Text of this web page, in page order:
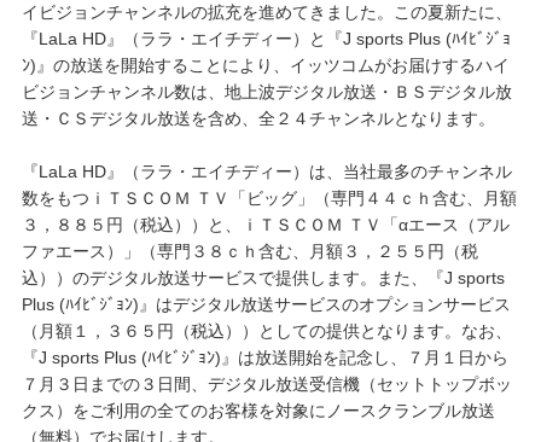
イビジョンチャンネルの拡充を進めてきました。この夏新たに、
『LaLa HD』（ララ・エイチディー）と『J sports Plus (ﾊｲﾋﾞｼﾞｮ
ﾝ)』の放送を開始することにより、イッツコムがお届けするハイ
ビジョンチャンネル数は、地上波デジタル放送・ＢＳデジタル放
送・ＣＳデジタル放送を含め、全２４チャンネルとなります。
『LaLa HD』（ララ・エイチディー）は、当社最多のチャンネル
数をもつｉＴＳＣＯＭ ＴＶ「ビッグ」（専門４４ｃｈ含む、月額
３，８８５円（税込））と、ｉＴＳＣＯＭ ＴＶ「αエース（アル
ファエース）」（専門３８ｃｈ含む、月額３，２５５円（税
込））のデジタル放送サービスで提供します。また、『J sports
Plus (ﾊｲﾋﾞｼﾞｮﾝ)』はデジタル放送サービスのオプションサービス
（月額１，３６５円（税込））としての提供となります。なお、
『J sports Plus (ﾊｲﾋﾞｼﾞｮﾝ)』は放送開始を記念し、７月１日から
７月３日までの３日間、デジタル放送受信機（セットトップボッ
クス）をご利用の全てのお客様を対象にノースクランブル放送
（無料）でお届けします。